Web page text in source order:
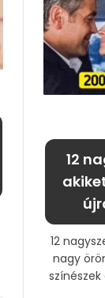
12
12
nagy